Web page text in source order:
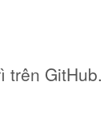
trên GitHub.